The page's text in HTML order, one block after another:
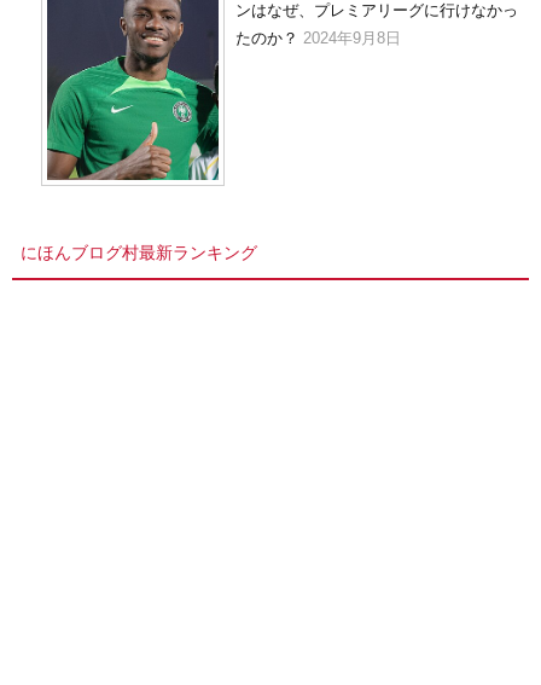
ンはなぜ、プレミアリーグに行けなかっ
たのか？ 2024年9月8日
にほんブログ村最新ランキング